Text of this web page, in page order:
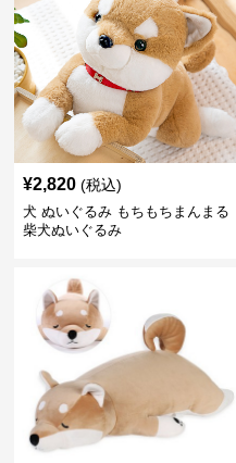
¥2,820 (税込)
犬 ぬいぐるみ もちもちまんまる
柴犬ぬいぐるみ